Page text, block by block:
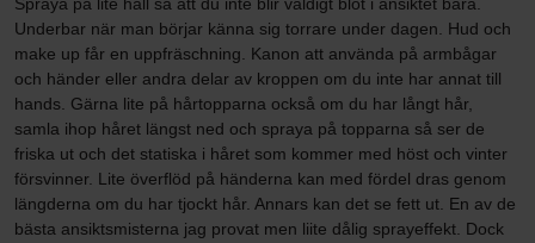
Underbar när man börjar känna sig torrare under dagen. Hud och
make up får en uppfräschning. Kanon att använda på armbågar
och händer eller andra delar av kroppen om du inte har annat till
hands. Gärna lite på hårtopparna också om du har långt hår,
samla ihop håret längst ned och spraya på topparna så ser de
friska ut och det statiska i håret som kommer med höst och vinter
försvinner. Lite överflöd på händerna kan med fördel dras genom
längderna om du har tjockt hår. Annars kan det se fett ut. En av de
bästa ansiktsmisterna jag provat men liite dålig sprayeffekt. Dock